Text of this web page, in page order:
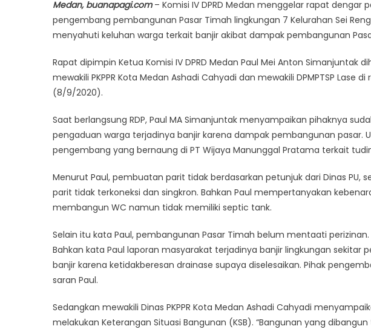
Medan, buanapagi.com– Komisi IV DPRD Medan menggelar rapat dengar
pengembang pembangunan Pasar Timah lingkungan 7 Kelurahan Sei
menyahuti keluhan warga terkait banjir akibat dampak pembangunan
Rapat dipimpin Ketua Komisi IV DPRD Medan Paul Mei Anton Simanjuntak
mewakili PKPPR Kota Medan Ashadi Cahyadi dan mewakili DPMPTSP Lase
(8/9/2020).
Saat berlangsung RDP, Paul MA Simanjuntak menyampaikan pihaknya
pengaduan warga terjadinya banjir karena dampak pembangunan pasar.
pengembang yang bernaung di PT Wijaya Manunggal Pratama terkait
Menurut Paul, pembuatan parit tidak berdasarkan petunjuk dari Dinas PU,
parit tidak terkoneksi dan singkron. Bahkan Paul mempertanyakan
membangun WC namun tidak memiliki septic tank.
Selain itu kata Paul, pembangunan Pasar Timah belum mentaati perizinan.
Bahkan kata Paul laporan masyarakat terjadinya banjir lingkungan sekitar
banjir karena ketidakberesan drainase supaya diselesaikan. Pihak
saran Paul.
Sedangkan mewakili Dinas PKPPR Kota Medan Ashadi Cahyadi
melakukan Keterangan Situasi Bangunan (KSB). “Bangunan yang dibangun